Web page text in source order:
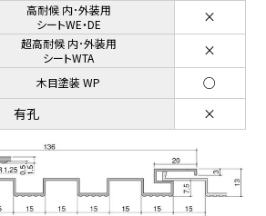
高耐候 内･外装用
シートWE・DE
×
超高耐候 内･外装用
シートWTA
×
木目塗装 WP
○
有孔
×